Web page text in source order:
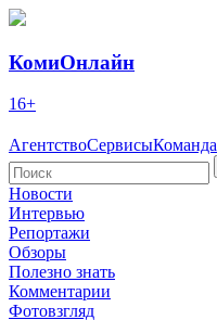
КомиОнлайн
16+
АгентствоСервисыКоманда
Новости
Интервью
Репортажи
Обзоры
Полезно знать
Комментарии
Фотовзгляд